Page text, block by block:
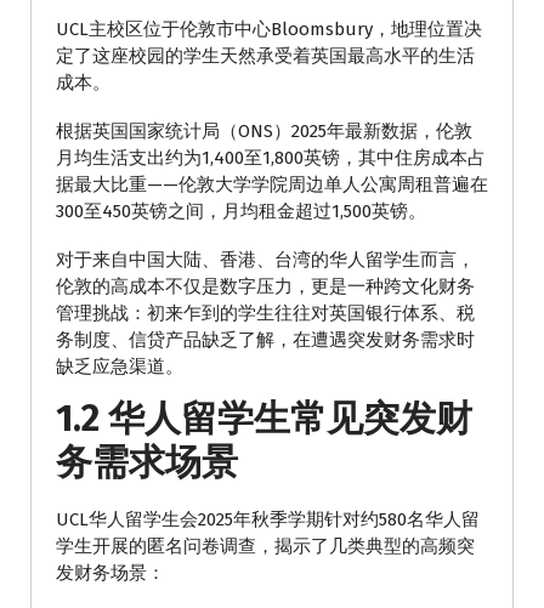
UCL主校区位于伦敦市中心Bloomsbury，地理位置决
定了这座校园的学生天然承受着英国最高水平的生活
成本。
根据英国国家统计局（ONS）2025年最新数据，伦敦
月均生活支出约为1,400至1,800英镑，其中住房成本占
据最大比重——伦敦大学学院周边单人公寓周租普遍在
300至450英镑之间，月均租金超过1,500英镑。
对于来自中国大陆、香港、台湾的华人留学生而言，
伦敦的高成本不仅是数字压力，更是一种跨文化财务
管理挑战：初来乍到的学生往往对英国银行体系、税
务制度、信贷产品缺乏了解，在遭遇突发财务需求时
缺乏应急渠道。
1.2 华人留学生常见突发财
务需求场景
UCL华人留学生会2025年秋季学期针对约580名华人留
学生开展的匿名问卷调查，揭示了几类典型的高频突
发财务场景：